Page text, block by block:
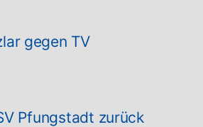
gegen TV
Pfungstadt zurück